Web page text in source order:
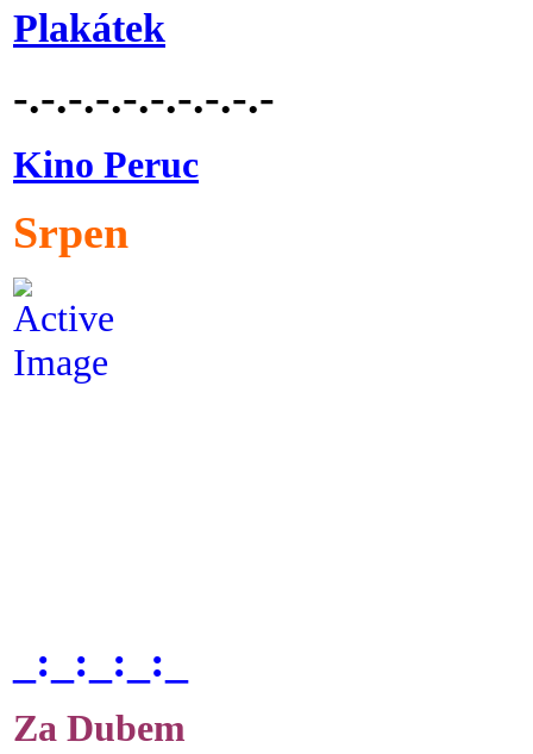
Plakátek
-.-.-.-.-.-.-.-.-.-
Kino Peruc
Srpen
_:_:_:_:_
Za Dubem